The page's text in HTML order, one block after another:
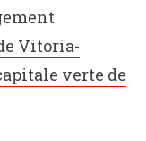
Vitoria-
verte de